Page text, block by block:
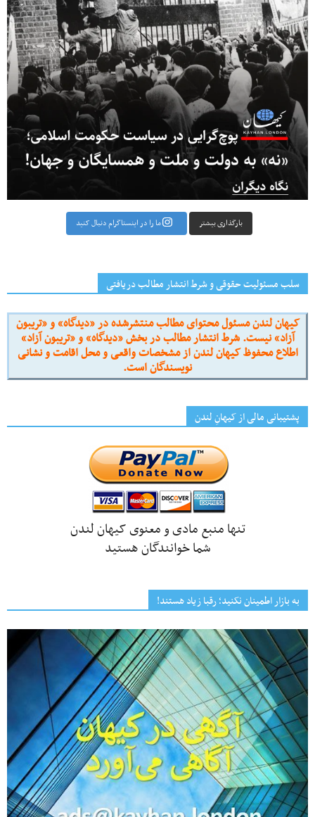
بارگذاری بیشتر ما را در اینستاگرام دنبال کنید
سلب مسئولیت حقوقی و شرط انتشار مطالب دریافتی
کیهان لندن مسئول محتوای مطالب منتشرشده در «دیدگاه» و «تریبون
آزاد» نیست. شرط انتشار مطالب در بخش «دیدگاه» و «تریبون آزاد»
اطلاع محفوظ کیهان لندن از مشخصات واقعی و محل اقامت و نشانی
نویسندگان است.
پشتیبانی مالی از کیهانِ لندن
تنها منبع مادی و معنوی کیهان لندن
شما خوانندگان هستید
به بازار اطمینان نکنید؛ رقبا زیاد هستند!